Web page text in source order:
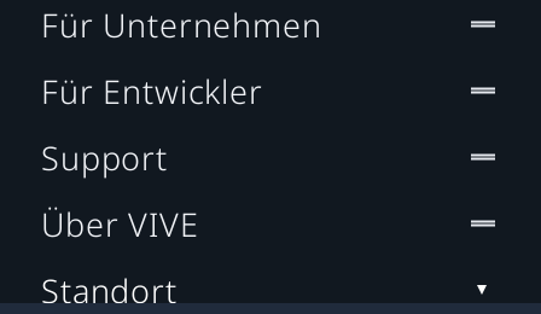
Für Unternehmen
Für Entwickler
Support
Über VIVE
Standort